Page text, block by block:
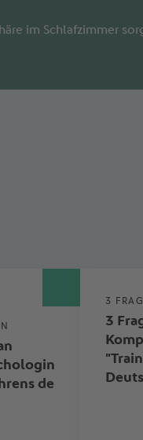
im Schlafzimmer
de
3
3